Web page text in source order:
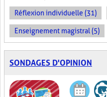
Réflexion individuelle (31)
Enseignement magistral (5)
SONDAGES D'OPINION